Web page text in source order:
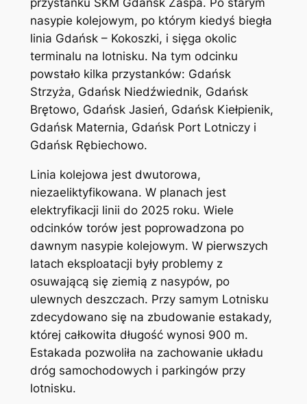
nasypie kolejowym, po którym kiedyś biegła
linia Gdańsk – Kokoszki, i sięga okolic
terminalu na lotnisku. Na tym odcinku
powstało kilka przystanków: Gdańsk
Strzyża, Gdańsk Niedźwiednik, Gdańsk
Brętowo, Gdańsk Jasień, Gdańsk Kiełpienik,
Gdańsk Maternia, Gdańsk Port Lotniczy i
Gdańsk Rębiechowo.
Linia kolejowa jest dwutorowa,
niezaeliktyfikowana. W planach jest
elektryfikacji linii do 2025 roku. Wiele
odcinków torów jest poprowadzona po
dawnym nasypie kolejowym. W pierwszych
latach eksploatacji były problemy z
osuwającą się ziemią z nasypów, po
ulewnych deszczach. Przy samym Lotnisku
zdecydowano się na zbudowanie estakady,
której całkowita długość wynosi 900 m.
Estakada pozwoliła na zachowanie układu
dróg samochodowych i parkingów przy
lotnisku.